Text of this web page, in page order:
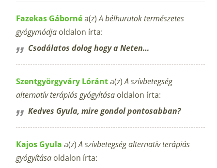
Fazekas Gábornéa(z)A bélhurutok természetes
gyógymódja oldalon írta:
Csodálatos dolog hogy a Neten…
Szentgyörgyváry Lóránta(z)A szívbetegség
alternatív terápiás gyógyítása oldalon írta:
Kedves Gyula, mire gondol pontosabban?
Kajos Gyula a(z)A szívbetegség alternatív terápiás
gyógyítása oldalon írta: